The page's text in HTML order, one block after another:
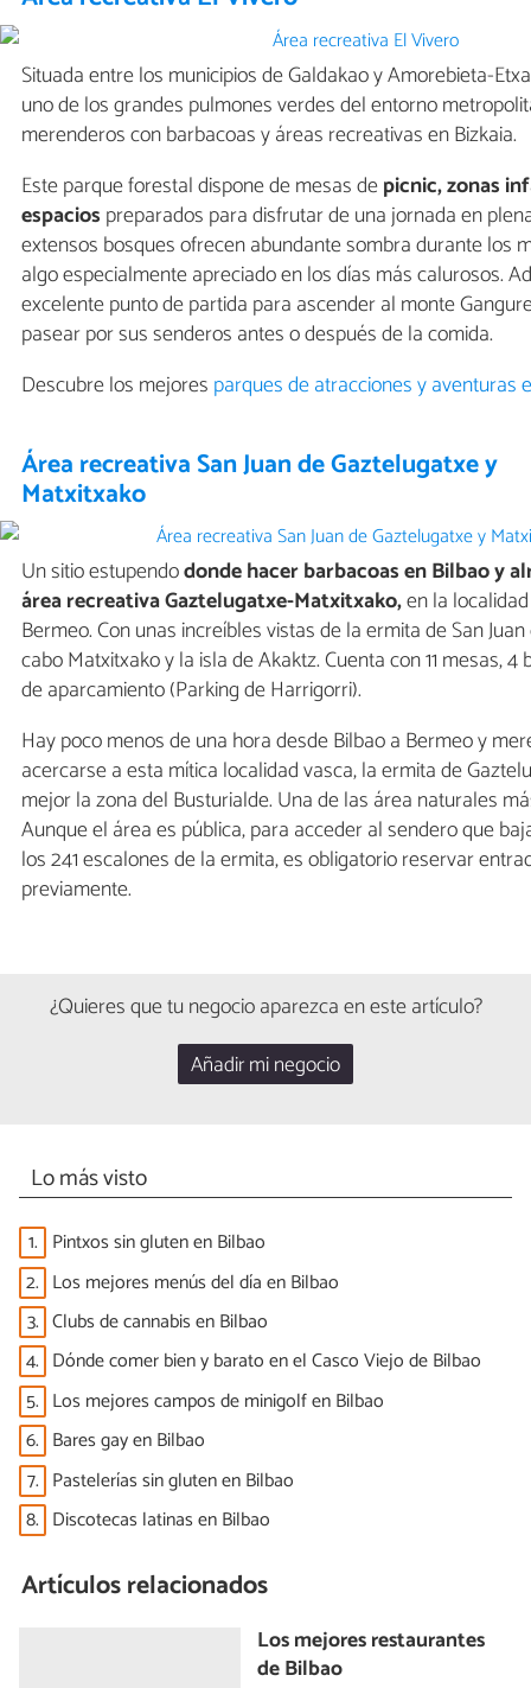
Situada entre los municipios de Galdakao y Amorebieta-
uno de los grandes pulmones verdes del entorno
merenderos con barbacoas y áreas recreativas en Bizkaia.
Este parque forestal dispone de mesas depicnic, zonas
espacios preparados para disfrutar de una jornada en
extensos bosques ofrecen abundante sombra durante los
algo especialmente apreciado en los días más calurosos.
excelente punto de partida para ascender al monte
pasear por sus senderos antes o después de la comida.
Descubre los mejores parques de atracciones y aventuras
Área recreativa San Juan de Gaztelugatxe y
Matxitxako
Un sitio estupendodonde hacer barbacoas en Bilbao y
área recreativa Gaztelugatxe-Matxitxako,en la
Bermeo. Con unas increíbles vistas de la ermita de San
cabo Matxitxako y la isla de Akaktz. Cuenta con 11 mesas,
de aparcamiento (Parking de Harrigorri).
Hay poco menos de una hora desde Bilbao a Bermeo y
acercarse a esta mítica localidad vasca, la ermita de
mejor la zona del Busturialde. Una de las área naturales
Aunque el área es pública, para acceder al sendero que
los 241 escalones de la ermita, es obligatorio reservar
previamente.
¿Quieres que tu negocio aparezca en este artículo?
Añadir mi negocio
Lo más visto
1. Pintxos sin gluten en Bilbao
2. Los mejores menús del día en Bilbao
3. Clubs de cannabis en Bilbao
4. Dónde comer bien y barato en el Casco Viejo de Bilbao
5. Los mejores campos de minigolf en Bilbao
6. Bares gay en Bilbao
7. Pastelerías sin gluten en Bilbao
8. Discotecas latinas en Bilbao
Artículos relacionados
Los mejores restaurantes
de Bilbao